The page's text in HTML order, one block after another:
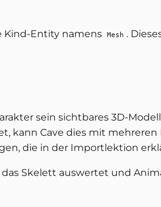
Kind-Entity namens Mesh .
sein sichtbares 3D-
kann Cave dies mit
die in der Importlektion
Skelett auswertet und